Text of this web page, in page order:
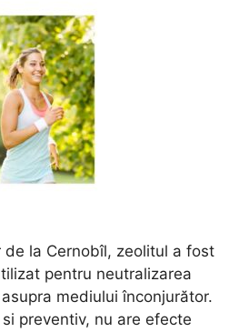
de la Cernobîl, zeolitul a fost
pentru neutralizarea
mediului înconjurător.
preventiv, nu are efecte